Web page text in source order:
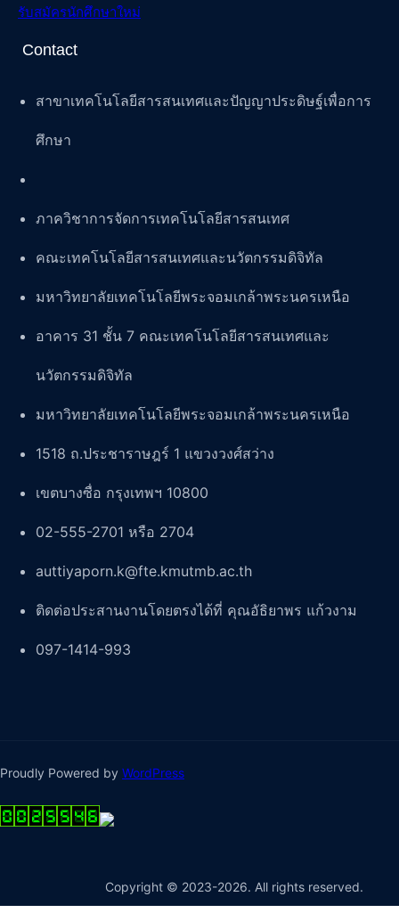
รับสมัครนักศึกษาใหม่
Contact
สาขาเทคโนโลยีสารสนเทศและปัญญาประดิษฐ์เพื่อการ
ศึกษา
ภาควิชาการจัดการเทคโนโลยีสารสนเทศ
คณะเทคโนโลยีสารสนเทศและนวัตกรรมดิจิทัล
มหาวิทยาลัยเทคโนโลยีพระจอมเกล้าพระนครเหนือ
อาคาร 31 ชั้น 7 คณะเทคโนโลยีสารสนเทศและ
นวัตกรรมดิจิทัล
มหาวิทยาลัยเทคโนโลยีพระจอมเกล้าพระนครเหนือ
1518 ถ.ประชาราษฎร์ 1 แขวงวงศ์สว่าง
เขตบางซื่อ กรุงเทพฯ 10800
02-555-2701 หรือ 2704
auttiyaporn.k@fte.kmutmb.ac.th
ติดต่อประสานงานโดยตรงได้ที่ คุณอัธิยาพร แก้วงาม
097-1414-993
Proudly Powered by WordPress
Copyright © 2023-2026. All rights reserved.